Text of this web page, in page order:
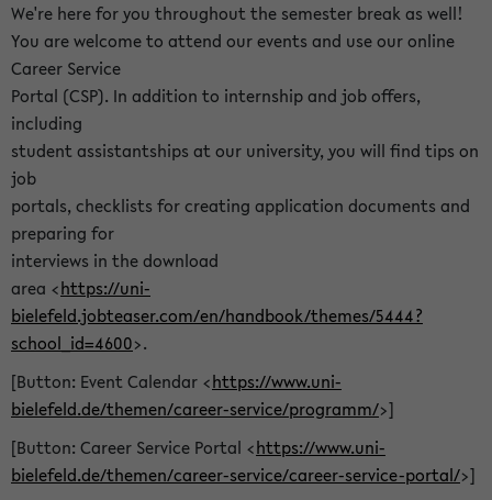
We're here for you throughout the semester break as well!
You are welcome to attend our events and use our online
Career Service
Portal (CSP). In addition to internship and job offers,
including
student assistantships at our university, you will find tips on
job
portals, checklists for creating application documents and
preparing for
interviews in the download
area <https://uni-
bielefeld.jobteaser.com/en/handbook/themes/5444?
school_id=4600>.
[Button: Event Calendar <https://www.uni-
bielefeld.de/themen/career-service/programm/>]
[Button: Career Service Portal <https://www.uni-
bielefeld.de/themen/career-service/career-service-portal/>]